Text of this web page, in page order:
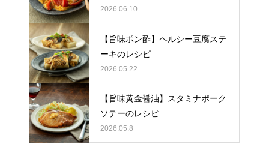
ピ
2026.06.10
【旨味ポン酢】ヘルシー豆腐ステ
ーキのレシピ
2026.05.22
【旨味黄金醤油】スタミナポーク
ソテーのレシピ
2026.05.8